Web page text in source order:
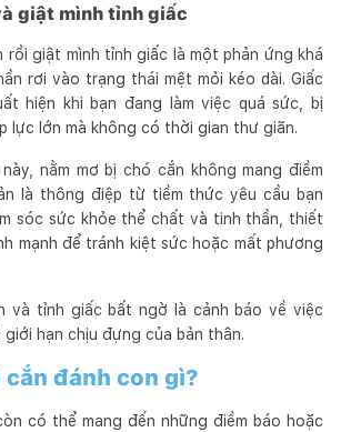
giật mình tỉnh giấc
rồi giật mình tỉnh giấc là một phản ứng khá
rơi vào trạng thái mệt mỏi kéo dài. Giấc
hiện khi bạn đang làm việc quá sức, bị
lực lớn mà không có thời gian thư giãn.
nằm mơ bị chó cắn không mang điềm
là thông điệp từ tiềm thức yêu cầu bạn
sóc sức khỏe thể chất và tinh thần, thiết
mạnh để tránh kiệt sức hoặc mất phương
và tỉnh giấc bất ngờ là cảnh báo về việc
hạn chịu đựng của bản thân.
đánh con gì?
có thể mang đến những điềm báo hoặc